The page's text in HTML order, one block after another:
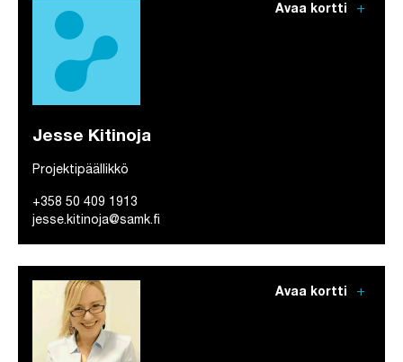
Avaa kortti add
Jesse Kitinoja
Projektipäällikkö
+358 50 409 1913
jesse.kitinoja@samk.fi
Avaa kortti add